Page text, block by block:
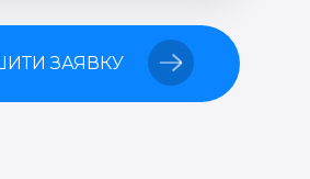
ЗАЯВКУ